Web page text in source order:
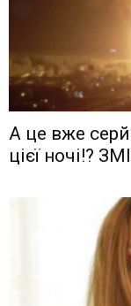
А це вже
цієї ночі!?